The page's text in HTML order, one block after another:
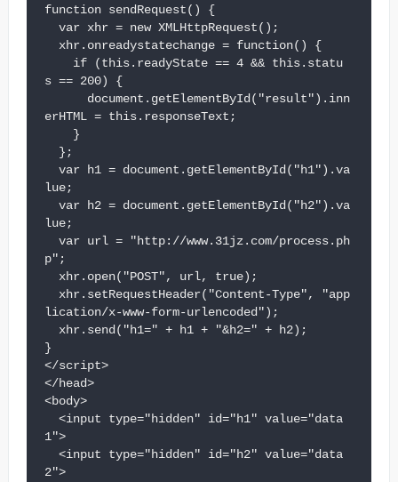
function sendRequest() {
var xhr = new XMLHttpRequest();
xhr.onreadystatechange = function() {
if (this.readyState == 4 && this.statu
s == 200) {
document.getElementById("result").inn
erHTML = this.responseText;
}
};
var h1 = document.getElementById("h1").va
lue;
var h2 = document.getElementById("h2").va
lue;
var url = "http://www.31jz.com/process.ph
p";
xhr.open("POST", url, true);
xhr.setRequestHeader("Content-Type", "app
lication/x-www-form-urlencoded");
xhr.send("h1=" + h1 + "&h2=" + h2);
}
</script>
</head>
<body>
<input type="hidden" id="h1" value="data
1">
<input type="hidden" id="h2" value="data
2">